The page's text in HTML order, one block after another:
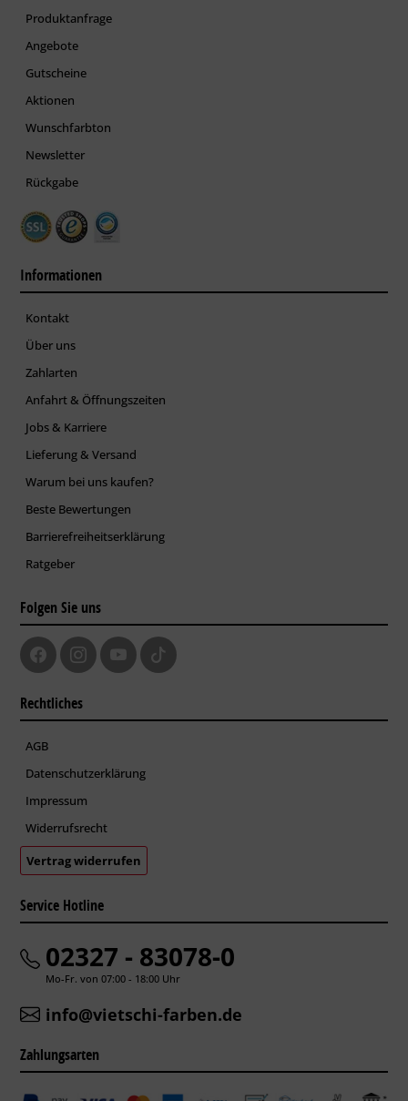
Produktanfrage
Angebote
Gutscheine
Aktionen
Wunschfarbton
Newsletter
Rückgabe
Informationen
Kontakt
Über uns
Zahlarten
Anfahrt & Öffnungszeiten
Jobs & Karriere
Lieferung & Versand
Warum bei uns kaufen?
Beste Bewertungen
Barrierefreiheitserklärung
Ratgeber
Folgen Sie uns
Rechtliches
AGB
Datenschutzerklärung
Impressum
Widerrufsrecht
Vertrag widerrufen
Service Hotline
02327 - 83078-0
Mo-Fr. von 07:00 - 18:00 Uhr
info@vietschi-farben.de
Zahlungsarten